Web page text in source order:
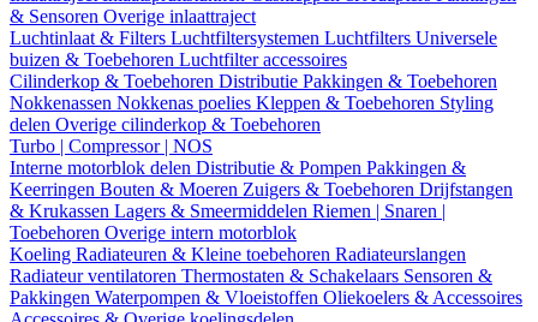
& Sensoren Overige inlaattraject
Luchtinlaat & Filters Luchtfiltersystemen Luchtfilters Universele
buizen & Toebehoren Luchtfilter accessoires
Cilinderkop & Toebehoren Distributie Pakkingen & Toebehoren
Nokkenassen Nokkenas poelies Kleppen & Toebehoren Styling
delen Overige cilinderkop & Toebehoren
Turbo | Compressor | NOS
Interne motorblok delen Distributie & Pompen Pakkingen &
Keerringen Bouten & Moeren Zuigers & Toebehoren Drijfstangen
& Krukassen Lagers & Smeermiddelen Riemen | Snaren |
Toebehoren Overige intern motorblok
Koeling Radiateuren & Kleine toebehoren Radiateurslangen
Radiateur ventilatoren Thermostaten & Schakelaars Sensoren &
Pakkingen Waterpompen & Vloeistoffen Oliekoelers & Accessoires